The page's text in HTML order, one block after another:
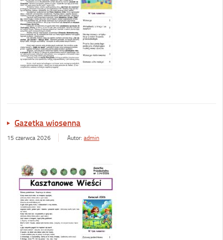
Gazetka wiosenna
15 czerwca 2026 Autor:admin